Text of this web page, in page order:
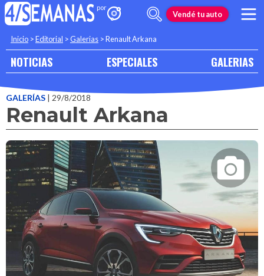
Vendé tu auto
Inicio >Editorial >Galerias >Renault Arkana
NOTICIAS ESPECIALES GALERIAS
GALERÍAS | 29/8/2018
Renault Arkana